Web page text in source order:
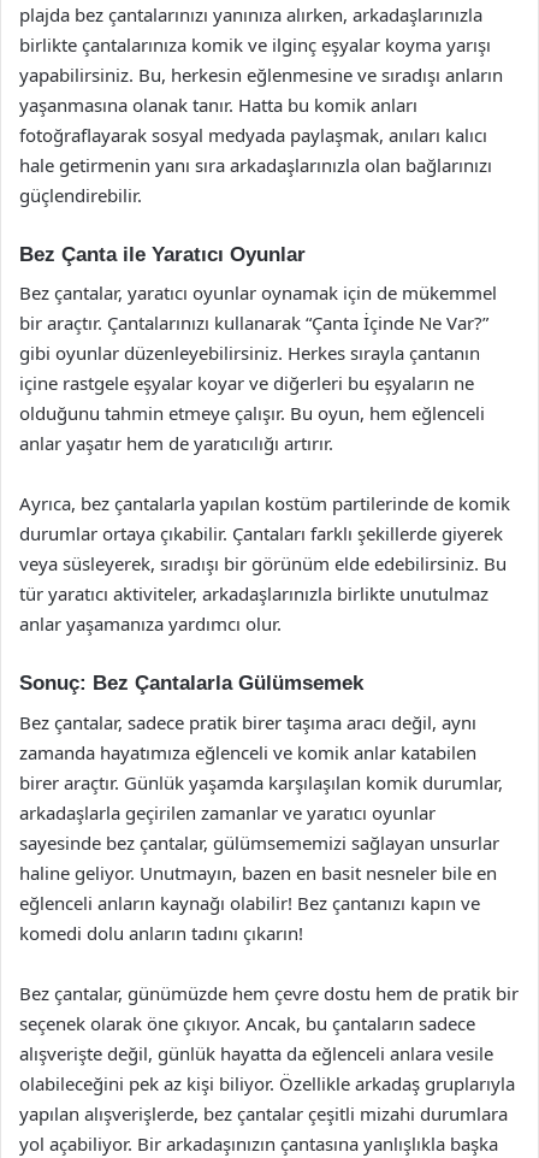
plajda bez çantalarınızı yanınıza alırken, arkadaşlarınızla
birlikte çantalarınıza komik ve ilginç eşyalar koyma yarışı
yapabilirsiniz. Bu, herkesin eğlenmesine ve sıradışı anların
yaşanmasına olanak tanır. Hatta bu komik anları
fotoğraflayarak sosyal medyada paylaşmak, anıları kalıcı
hale getirmenin yanı sıra arkadaşlarınızla olan bağlarınızı
güçlendirebilir.
Bez Çanta ile Yaratıcı Oyunlar
Bez çantalar, yaratıcı oyunlar oynamak için de mükemmel
bir araçtır. Çantalarınızı kullanarak “Çanta İçinde Ne Var?”
gibi oyunlar düzenleyebilirsiniz. Herkes sırayla çantanın
içine rastgele eşyalar koyar ve diğerleri bu eşyaların ne
olduğunu tahmin etmeye çalışır. Bu oyun, hem eğlenceli
anlar yaşatır hem de yaratıcılığı artırır.
Ayrıca, bez çantalarla yapılan kostüm partilerinde de komik
durumlar ortaya çıkabilir. Çantaları farklı şekillerde giyerek
veya süsleyerek, sıradışı bir görünüm elde edebilirsiniz. Bu
tür yaratıcı aktiviteler, arkadaşlarınızla birlikte unutulmaz
anlar yaşamanıza yardımcı olur.
Sonuç: Bez Çantalarla Gülümsemek
Bez çantalar, sadece pratik birer taşıma aracı değil, aynı
zamanda hayatımıza eğlenceli ve komik anlar katabilen
birer araçtır. Günlük yaşamda karşılaşılan komik durumlar,
arkadaşlarla geçirilen zamanlar ve yaratıcı oyunlar
sayesinde bez çantalar, gülümsememizi sağlayan unsurlar
haline geliyor. Unutmayın, bazen en basit nesneler bile en
eğlenceli anların kaynağı olabilir! Bez çantanızı kapın ve
komedi dolu anların tadını çıkarın!
Bez çantalar, günümüzde hem çevre dostu hem de pratik bir
seçenek olarak öne çıkıyor. Ancak, bu çantaların sadece
alışverişte değil, günlük hayatta da eğlenceli anlara vesile
olabileceğini pek az kişi biliyor. Özellikle arkadaş gruplarıyla
yapılan alışverişlerde, bez çantalar çeşitli mizahi durumlara
yol açabiliyor. Bir arkadaşınızın çantasına yanlışlıkla başka